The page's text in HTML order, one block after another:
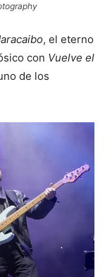
, el eterno
con Vuelve el
de los